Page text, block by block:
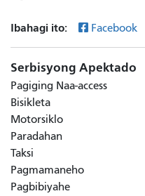
Ibahagi ito: Facebook
Serbisyong Apektado
Pagiging Naa-access
Bisikleta
Motorsiklo
Paradahan
Taksi
Pagmamaneho
Pagbibiyahe